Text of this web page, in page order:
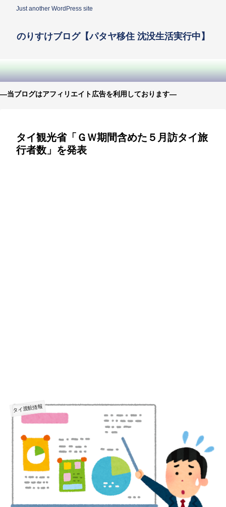
Just another WordPress site
のりすけブログ【パタヤ移住 沈没生活実行中】
—当ブログはアフィリエイト広告を利用しております—
タイ観光省「ＧＷ期間含めた５月訪タイ旅
行者数」を発表
タイ渡航情報